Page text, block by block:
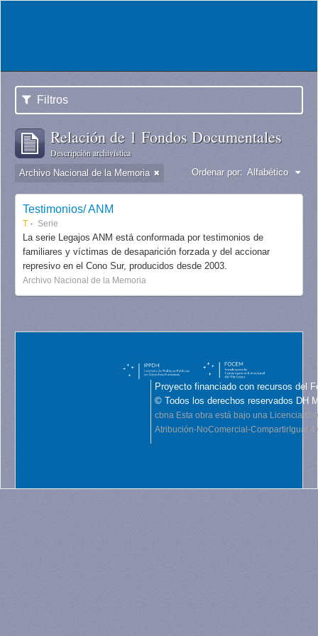
Filtros
Relación de 1 Fondos Documentales
Descripción archivística
Archivo Nacional de la Memoria Ordenar por: Alfabético
Testimonios/ ANM
T Serie
La serie Legajos ANM está conformada por testimonios de
familiares y víctimas de desaparición forzada y del accionar
represivo en el Cono Sur, producidos desde 2003.
Archivo Nacional de la Memoria
Proyecto financiado con recursos del
© Todos los derechos reservados DH
cbna Esta obra está bajo una Licencia
Atribución-NoComercial-CompartirIgual